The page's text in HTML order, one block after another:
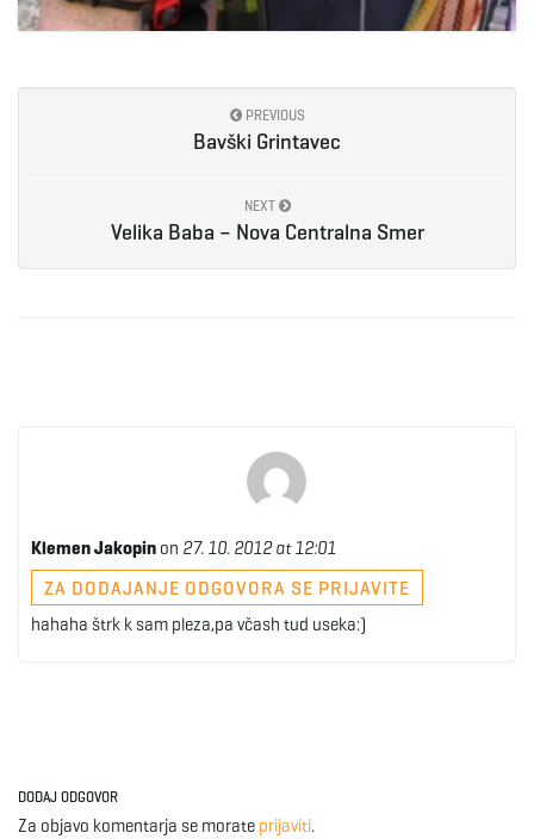
PREVIOUS
Bavški Grintavec
NEXT
Velika Baba – Nova Centralna Smer
Klemen Jakopin on 27. 10. 2012 at 12:01
ZA DODAJANJE ODGOVORA SE PRIJAVITE
hahaha štrk k sam pleza,pa včash tud useka:)
DODAJ ODGOVOR
Za objavo komentarja se morate prijaviti.